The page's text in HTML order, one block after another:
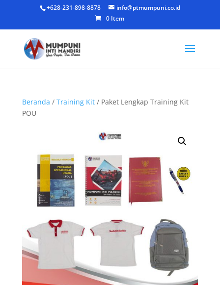
+628-231-898-8878
info@ptmumpuni.co.id
0 Item
Beranda / Training Kit/ Paket Lengkap Training Kit
POU